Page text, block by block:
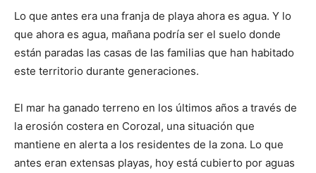
Lo que antes era una franja de playa ahora es agua. Y lo
que ahora es agua, mañana podría ser el suelo donde
están paradas las casas de las familias que han habitado
este territorio durante generaciones.
El mar ha ganado terreno en los últimos años a través de
la erosión costera en Corozal, una situación que
mantiene en alerta a los residentes de la zona. Lo que
antes eran extensas playas, hoy está cubierto por aguas